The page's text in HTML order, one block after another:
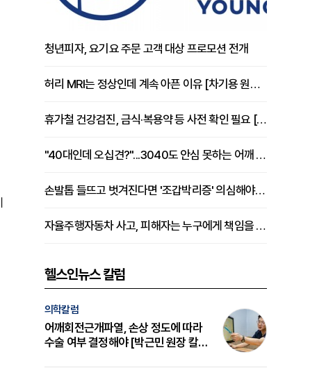
청년피자, 요기요 주문 고객 대상 프로모션 전개
허리 MRI는 정상인데 계속 아픈 이유 [차기용 원장 칼럼]
휴가철 건강검진, 금식·복용약 등 사전 확인 필요 [정도감 원장 칼럼]
"40대인데 오십견?"...3040도 안심 못하는 어깨 유착성 관절낭염
손발톱 들뜨고 벗겨진다면 '조갑박리증' 의심해야 [김철윤 원장 칼럼]
자율주행자동차 사고, 피해자는 누구에게 책임을 물을 수 있을까
헬스인뉴스 칼럼
의학칼럼
어깨회전근개파열, 손상 정도에 따라
수술 여부 결정해야 [박근민 원장 칼